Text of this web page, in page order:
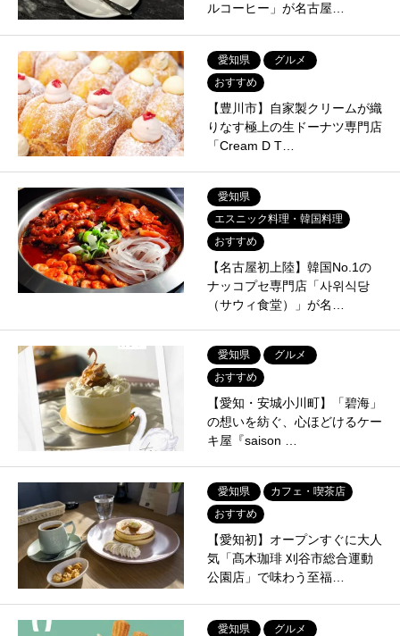
ルコーヒー」が名古屋…
愛知県
グルメ
おすすめ
【豊川市】自家製クリームが織
りなす極上の生ドーナツ専門店
「Cream D T…
愛知県
エスニック料理・韓国料理
おすすめ
【名古屋初上陸】韓国No.1の
ナッコプセ専門店「사위식당
（サウィ食堂）」が名…
愛知県
グルメ
おすすめ
【愛知・安城小川町】「碧海」
の想いを紡ぐ、心ほどけるケー
キ屋『saison …
愛知県
カフェ・喫茶店
おすすめ
【愛知初】オープンすぐに大人
気「髙木珈琲 刈谷市総合運動
公園店」で味わう至福…
愛知県
グルメ